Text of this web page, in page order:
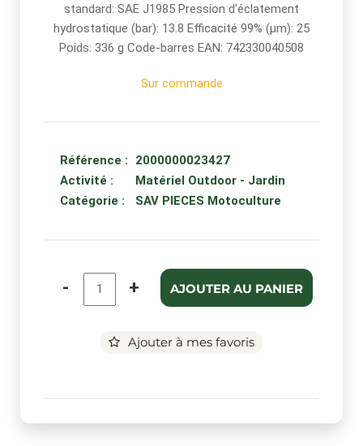
standard: SAE J1985 Pression d'éclatement
hydrostatique (bar): 13.8 Efficacité 99% (µm): 25
Poids: 336 g Code-barres EAN: 742330040508
Sur commande
Référence :
2000000023427
Activité :
Matériel Outdoor - Jardin
Catégorie :
SAV PIECES Motoculture
- + AJOUTER AU PANIER
Ajouter à mes favoris